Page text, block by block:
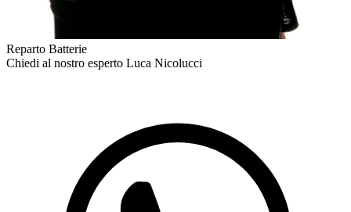
Reparto Batterie
Chiedi al nostro esperto Luca Nicolucci